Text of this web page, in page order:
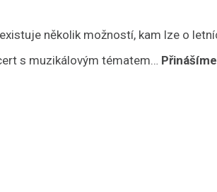
několik možností, kam lze o
s muzikálovým tématem…